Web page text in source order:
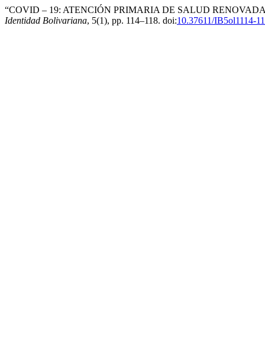
“COVID – 19: ATENCIÓN PRIMARIA DE SALUD
Identidad Bolivariana, 5(1), pp. 114–118. doi:10.37611/IB5ol1114-